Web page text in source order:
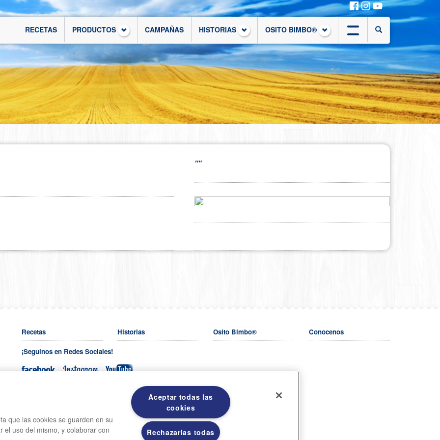
RECETAS PRODUCTOS CAMPAÑAS HISTORIAS OSITO BIMBO®
""
Recetas Historias Osito Bimbo® Conocenos
¡Seguinos en Redes Sociales!
callcenter.argentina@grupobimbo.com
011-4775-9250
Hacenos tus comentarios al: 0-800-777-0226
que las cookies se guarden en su
el uso del mismo, y colaborar con
Aceptar todas las
cookies
Rechazarlas todas